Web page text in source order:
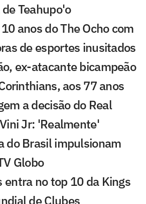
Teahupo'o
anos do The Ocho com
de esportes inusitados
ex-atacante bicampeão
aos 77 anos
a decisão do Real
Jr: 'Realmente'
do Brasil impulsionam
Globo
entra no top 10 da Kings
de Clubes